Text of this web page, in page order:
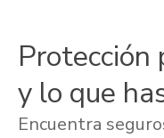
y lo que
Encuentra